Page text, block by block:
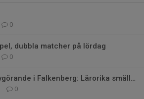
0
dubbla matcher på lördag
0
Tufft serieavgörande i Falkenberg: Lärorika smällar för Akademigrabbar
0